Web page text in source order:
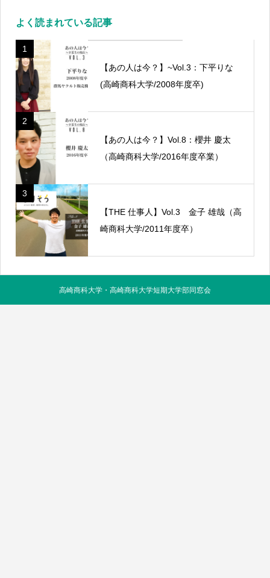
よく読まれている記事
1
【あの人は今？】~Vol.3：下平りな
(高崎商科大学/2008年度卒)
2
【あの人は今？】Vol.8：櫻井 慶太
（高崎商科大学/2016年度卒業）
3
【THE 仕事人】Vol.3 金子 雄哉（高
崎商科大学/2011年度卒）
高崎商科大学・高崎商科大学短期大学部同窓会